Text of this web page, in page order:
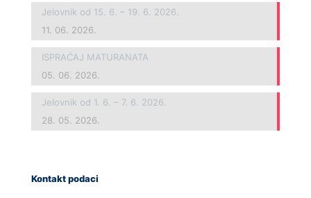
Jelovnik od 15. 6. – 19. 6. 2026.
11. 06. 2026.
ISPRAĆAJ MATURANATA
05. 06. 2026.
Jelovnik od 1. 6. – 7. 6. 2026.
28. 05. 2026.
Kontakt podaci